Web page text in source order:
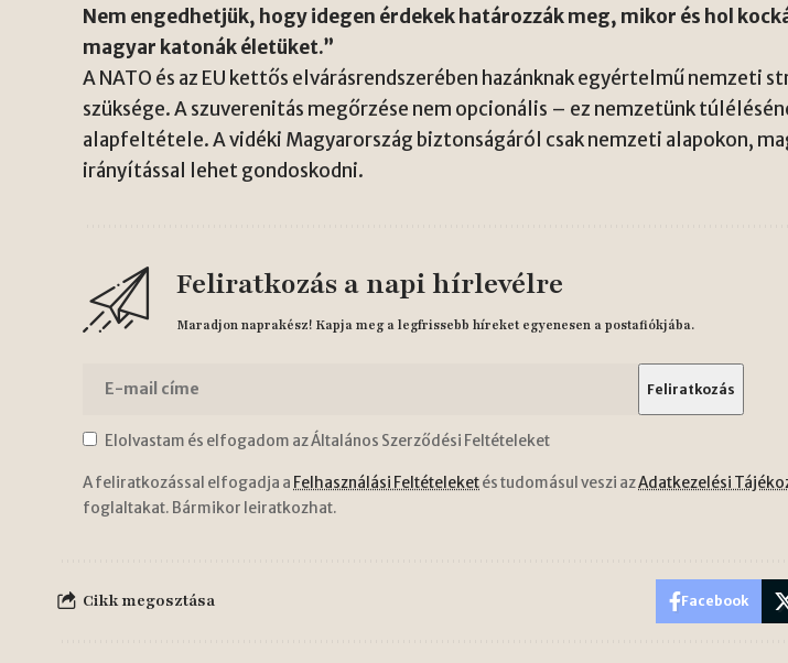
Nem engedhetjük, hogy idegen érdekek határozzák meg, mikor és hol
magyar katonák életüket.”
A NATO és az EU kettős elvárásrendszerében hazánknak egyértelmű nemzeti
szüksége. A szuverenitás megőrzése nem opcionális – ez nemzetünk
alapfeltétele. A vidéki Magyarország biztonságáról csak nemzeti alapokon,
irányítással lehet gondoskodni.
Feliratkozás a napi hírlevélre
Maradjon naprakész! Kapja meg a legfrissebb híreket egyenesen a postafiókjába.
Elolvastam és elfogadom az Általános Szerződési Feltételeket
A feliratkozással elfogadja a Felhasználási Feltételeketés tudomásul veszi azAdatkezelési
foglaltakat. Bármikor leiratkozhat.
Cikk megosztása Facebook